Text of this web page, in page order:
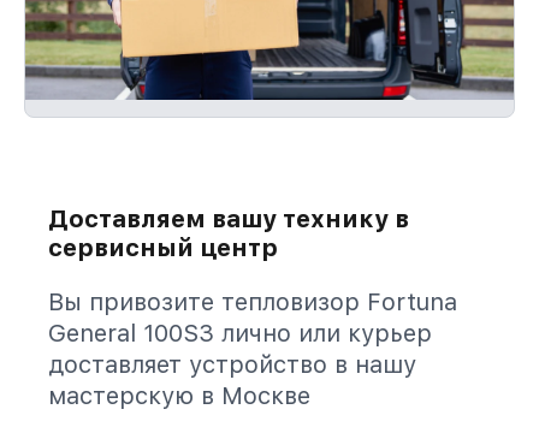
Доставляем вашу технику в
сервисный центр
Вы привозите тепловизор Fortuna
General 100S3 лично или курьер
доставляет устройство в нашу
мастерскую в Москве